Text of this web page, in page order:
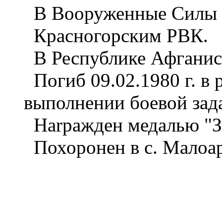
В Вооруженные Силы
Красногорским РВК.
В Республике
Погиб 09.02.1980 г. в
выполнении боевой
Harpажден медалью
Похоронен в с.